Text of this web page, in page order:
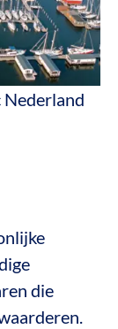
Nederland
die